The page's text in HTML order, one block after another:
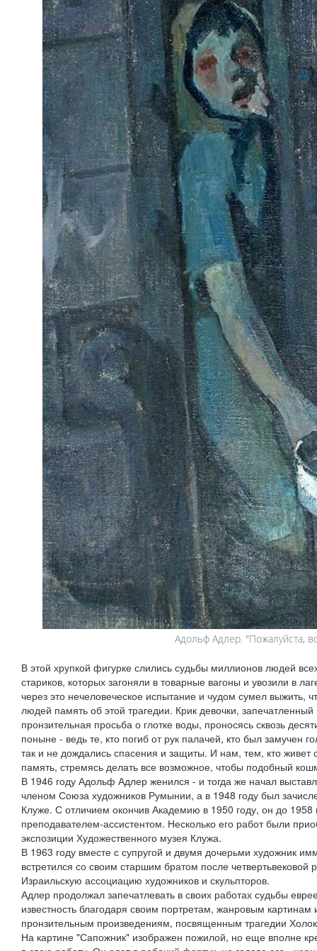
Адольф Адлер. "Пожалуйста,
В этой хрупкой фигурке слились судьбы миллионов людей
стариков, которых загоняли в товарные вагоны и увозили в
через это нечеловеческое испытание и чудом сумел выжить,
людей память об этой трагедии. Крик девочки,
пронзительная просьба о глотке воды, проносясь сквозь
поныне - ведь те, кто погиб от рук палачей, кто был замучен
так и не дождались спасения и защиты. И нам, тем, кто живет
память, стремясь делать все возможное, чтобы подобный
В 1946 году Адольф Адлер женился - и тогда же начал
членом Союза художников Румынии, а в 1948 году был
Клуже. С отличием окончив Академию в 1950 году, он до 1958
преподавателем-ассистентом. Несколько его работ были
экспозиции Художественного музея Клужа.
В 1963 году вместе с супругой и двумя дочерьми художник
встретился со своим старшим братом после четвертьвековой
Израильскую ассоциацию художников и скульпторов.
Адлер продолжал запечатлевать в своих работах судьбы
известность благодаря своим портретам, жанровым
пронзительным произведениям, посвященным трагедии
На картине "Сапожник" изображен пожилой, но еще вполне